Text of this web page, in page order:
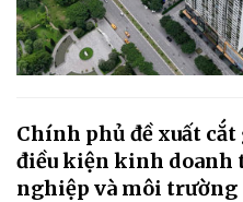
Chính phủ đề xuất
điều kiện kinh
nghiệp và môi trường